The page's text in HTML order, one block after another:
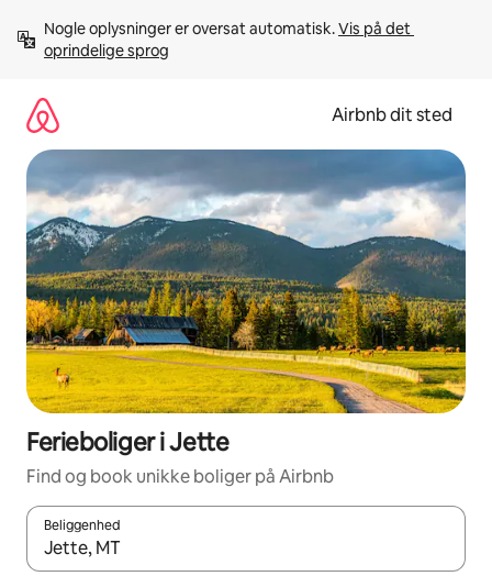
videre
Nogle oplysninger er oversat automatisk. Vis på det
oprindelige sprog
Airbnb dit sted
Ferieboliger i Jette
Find og book unikke boliger på Airbnb
Beliggenhed
Når resultaterne er tilgængelige, skal du navigere med